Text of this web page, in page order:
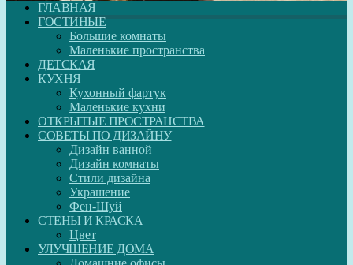
ГЛАВНАЯ
ГОСТИНЫЕ
Большие комнаты
Маленькие пространства
ДЕТСКАЯ
КУХНЯ
Кухонный фартук
Маленькие кухни
ОТКРЫТЫЕ ПРОСТРАНСТВА
СОВЕТЫ ПО ДИЗАЙНУ
Дизайн ванной
Дизайн комнаты
Стили дизайна
Украшение
Фен-Шуй
СТЕНЫ И КРАСКА
Цвет
УЛУЧШЕНИЕ ДОМА